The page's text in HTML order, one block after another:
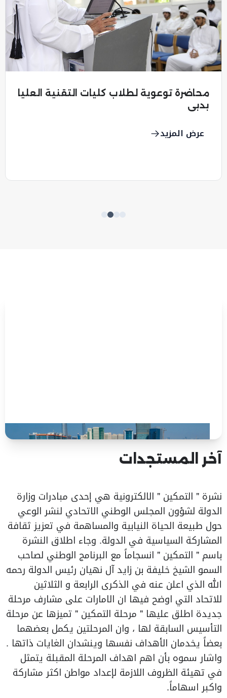
محاضرة توعوية لطلاب كليات التقنية العليا
بدبي
عرض المزيد
آخر المستجدات
نشرة " التمكين " الالكترونية هي إحدى مبادرات وزارة
الدولة لشؤون المجلس الوطني الاتحادي لنشر الوعي
حول طبيعة الحياة النيابية والمساهمة في تعزيز ثقافة
المشاركة السياسية في الدولة. وجاء اطلاق النشرة
باسم " التمكين " انسجاماً مع البرنامج الوطني لصاحب
السمو الشيخ خليفة بن زايد آل نهيان رئيس الدولة رحمه
الله الذي اعلن عنه في الذكرى الرابعة و الثلاثين
للاتحاد التي اوضح فيها ان الامارات على مشارف مرحلة
جديدة اطلق عليها " مرحلة التمكين " تميزها عن مرحلة
التأسيس السابقة لها ، وان المرحلتين يكمل بعضهما
بعضاً يخدمان الأهداف نفسها وينشدان الغايات ذاتها .
واشار سموه بأن اهم اهداف المرحلة المقبلة يتمثل
في تهيئة الظروف اللازمة لإعداد مواطن اكثر مشاركة
واكبر اسهاماً.